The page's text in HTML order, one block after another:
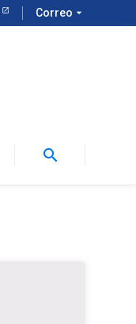
Correo arrow_drop_down
search